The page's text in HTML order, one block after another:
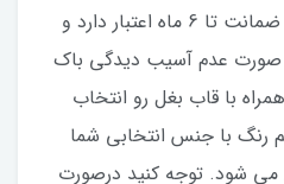
تعویض کالا می باشد، این ضمانت تا 6 ماه اعتبار دارد و
عدم آسیب دیدگی باک
با قاب بغل رو انتخاب
با جنس انتخابی شما
می شود. توجه کنید درصورت